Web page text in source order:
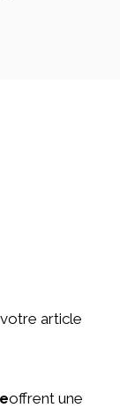
article
offrent une